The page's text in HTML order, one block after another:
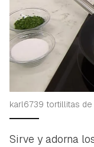
karl6739 tortillitas
Sirve y adorna